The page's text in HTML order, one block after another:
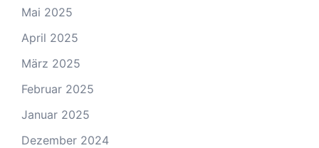
Mai 2025
April 2025
März 2025
Februar 2025
Januar 2025
Dezember 2024